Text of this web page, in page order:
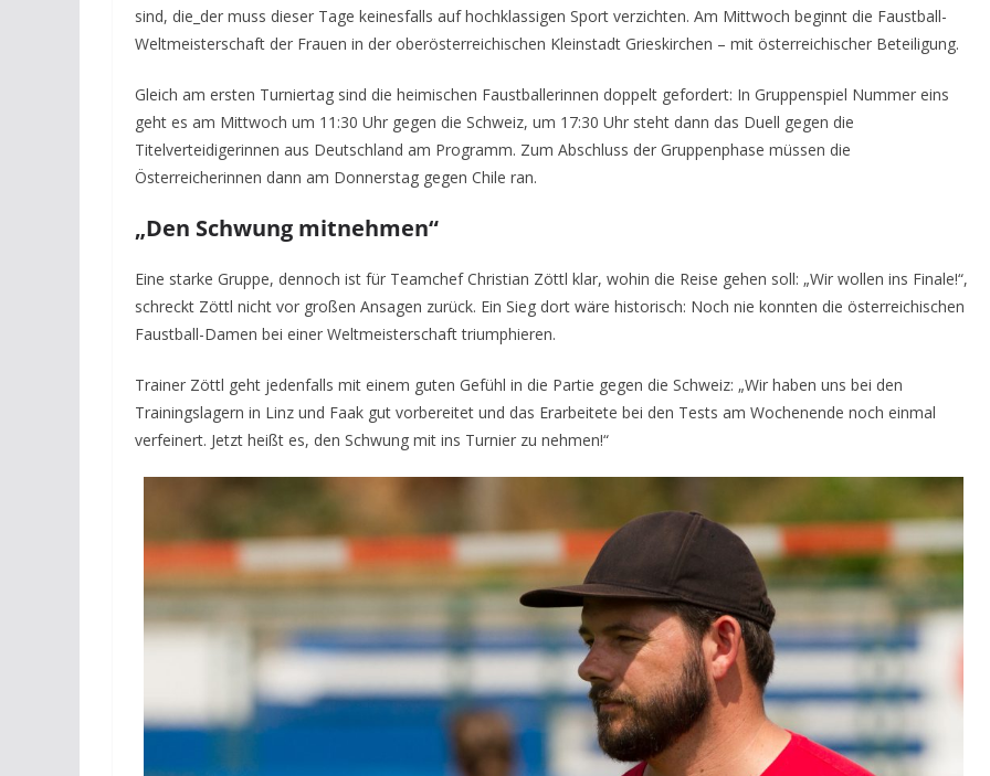
sind, die_der muss dieser Tage keinesfalls auf hochklassigen Sport verzichten. Am Mittwoch beginnt die Faustball-
Weltmeisterschaft der Frauen in der oberösterreichischen Kleinstadt Grieskirchen – mit österreichischer Beteiligung.
Gleich am ersten Turniertag sind die heimischen Faustballerinnen doppelt gefordert: In Gruppenspiel Nummer eins
geht es am Mittwoch um 11:30 Uhr gegen die Schweiz, um 17:30 Uhr steht dann das Duell gegen die
Titelverteidigerinnen aus Deutschland am Programm. Zum Abschluss der Gruppenphase müssen die
Österreicherinnen dann am Donnerstag gegen Chile ran.
„Den Schwung mitnehmen“
Eine starke Gruppe, dennoch ist für Teamchef Christian Zöttl klar, wohin die Reise gehen soll: „Wir wollen ins Finale!“,
schreckt Zöttl nicht vor großen Ansagen zurück. Ein Sieg dort wäre historisch: Noch nie konnten die österreichischen
Faustball-Damen bei einer Weltmeisterschaft triumphieren.
Trainer Zöttl geht jedenfalls mit einem guten Gefühl in die Partie gegen die Schweiz: „Wir haben uns bei den
Trainingslagern in Linz und Faak gut vorbereitet und das Erarbeitete bei den Tests am Wochenende noch einmal
verfeinert. Jetzt heißt es, den Schwung mit ins Turnier zu nehmen!“